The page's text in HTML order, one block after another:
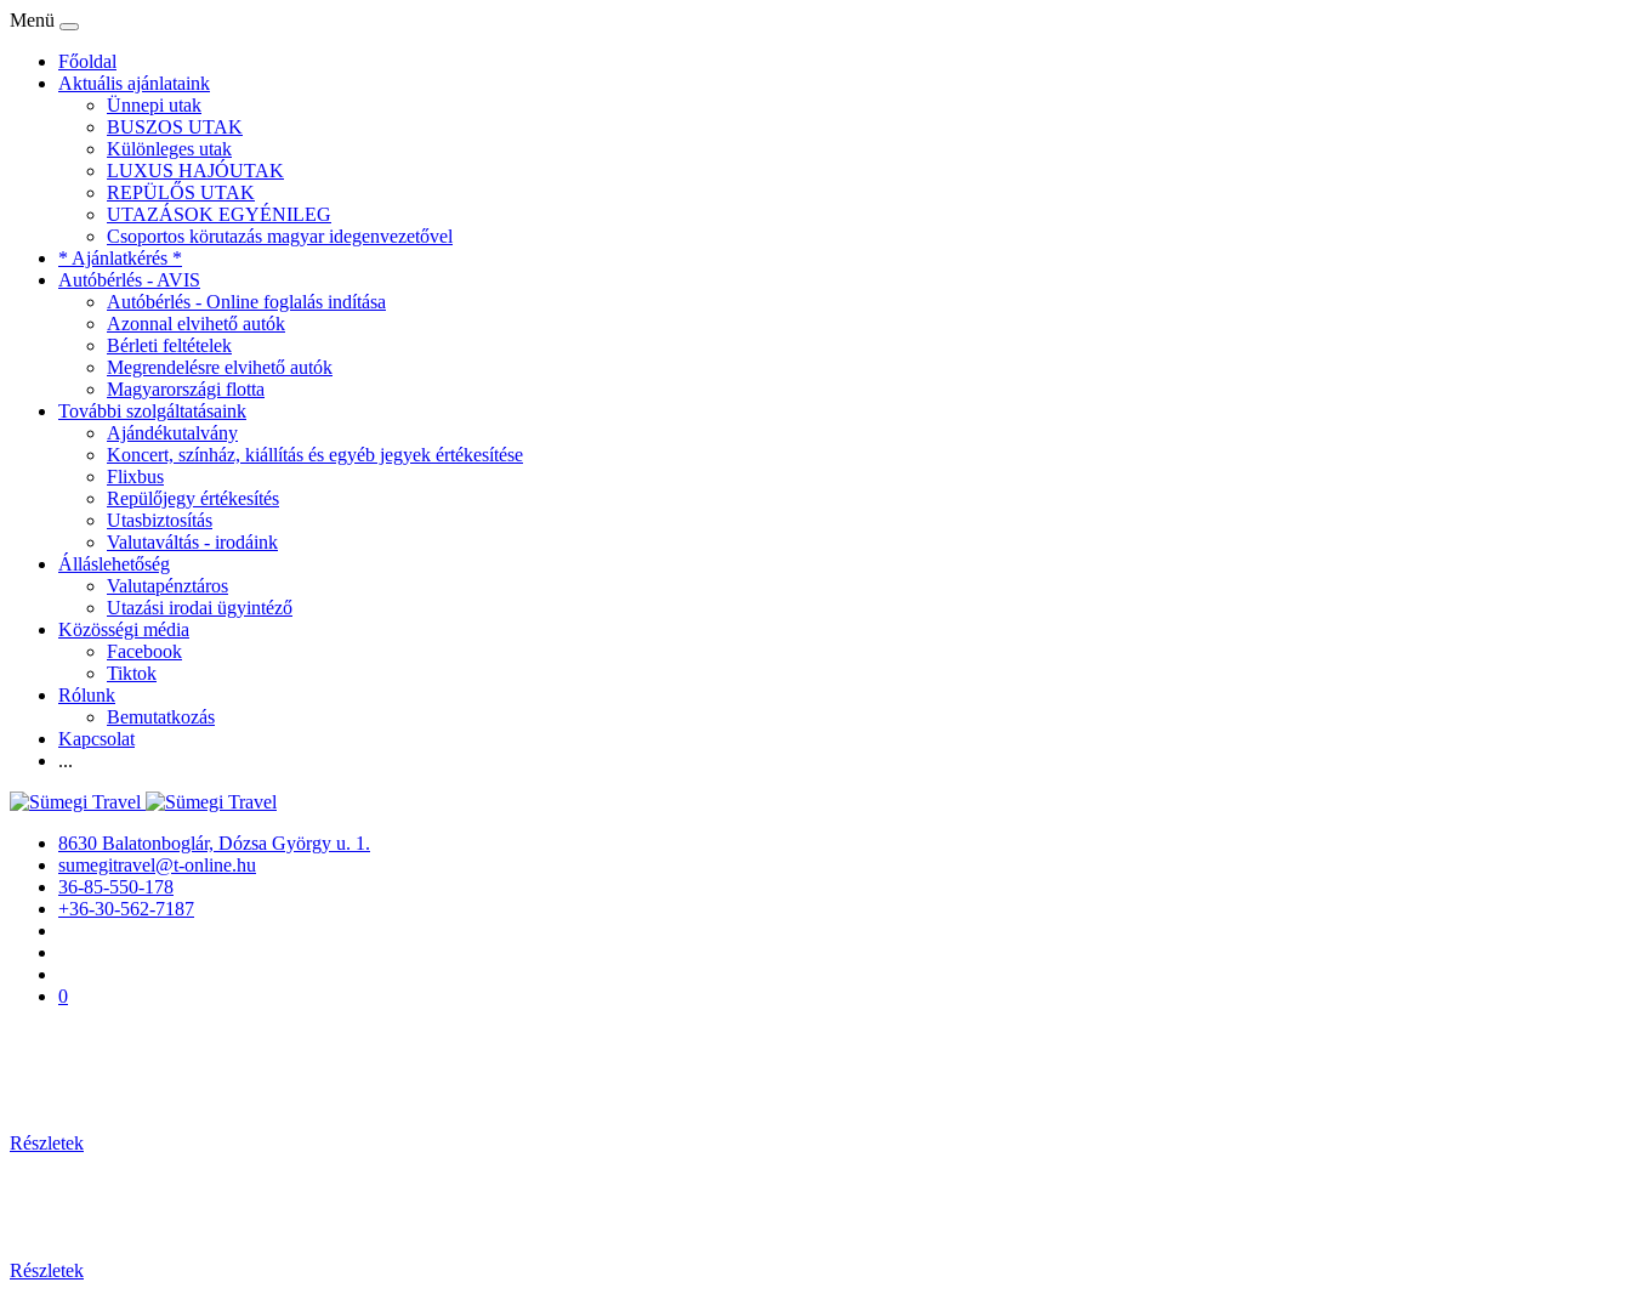
Menü
Főoldal
Aktuális ajánlataink
Ünnepi utak
BUSZOS UTAK
Különleges utak
LUXUS HAJÓUTAK
REPÜLŐS UTAK
UTAZÁSOK EGYÉNILEG
Csoportos körutazás magyar idegenvezetővel
* Ajánlatkérés *
Autóbérlés - AVIS
Autóbérlés - Online foglalás indítása
Azonnal elvihető autók
Bérleti feltételek
Megrendelésre elvihető autók
Magyarországi flotta
További szolgáltatásaink
Ajándékutalvány
Koncert, színház, kiállítás és egyéb jegyek értékesítése
Flixbus
Repülőjegy értékesítés
Utasbiztosítás
Valutaváltás - irodáink
Álláslehetőség
Valutapénztáros
Utazási irodai ügyintéző
Közösségi média
Facebook
Tiktok
Rólunk
Bemutatkozás
Kapcsolat
...
8630 Balatonboglár, Dózsa György u. 1.
sumegitravel@t-online.hu
36-85-550-178
+36-30-562-7187
0
Részletek
Részletek